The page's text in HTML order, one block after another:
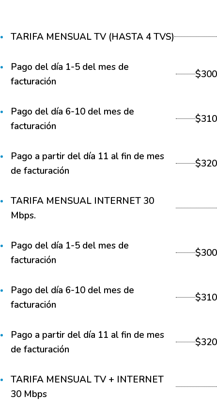
TARIFA MENSUAL TV (HASTA 4 TVS)
Pago del día 1-5 del mes de
facturación
$300
Pago del día 6-10 del mes de
facturación
$310
Pago a partir del día 11 al fin de mes
de facturación
$320
TARIFA MENSUAL INTERNET 30
Mbps.
Pago del día 1-5 del mes de
facturación
$300
Pago del día 6-10 del mes de
facturación
$310
Pago a partir del día 11 al fin de mes
de facturación
$320
TARIFA MENSUAL TV + INTERNET
30 Mbps